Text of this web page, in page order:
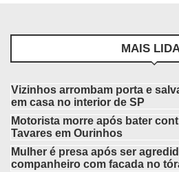
MAIS
Vizinhos arrombam porta e
em casa no interior de SP
Motorista morre após bater
Tavares em Ourinhos
Mulher é presa após ser
companheiro com facada no